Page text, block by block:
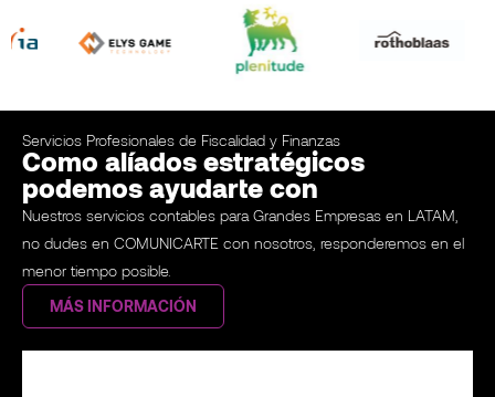
Servicios Profesionales de Fiscalidad y Finanzas
Como alíados estratégicos
podemos ayudarte con
Nuestros servicios contables para Grandes Empresas en LATAM,
no dudes en COMUNICARTE con nosotros, responderemos en el
menor tiempo posible.
MÁS INFORMACIÓN